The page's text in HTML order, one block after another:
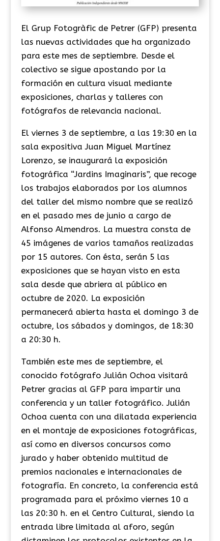
El Grup Fotogràfic de Petrer (GFP) presenta
las nuevas actividades que ha organizado
para este mes de septiembre. Desde el
colectivo se sigue apostando por la
formación en cultura visual mediante
exposiciones, charlas y talleres con
fotógrafos de relevancia nacional.
El viernes 3 de septiembre, a las 19:30 en la
sala expositiva Juan Miguel Martínez
Lorenzo, se inaugurará la exposición
fotográfica “Jardins Imaginaris”, que recoge
los trabajos elaborados por los alumnos
del taller del mismo nombre que se realizó
en el pasado mes de junio a cargo de
Alfonso Almendros. La muestra consta de
45 imágenes de varios tamaños realizadas
por 15 autores. Con ésta, serán 5 las
exposiciones que se hayan visto en esta
sala desde que abriera al público en
octubre de 2020. La exposición
permanecerá abierta hasta el domingo 3 de
octubre, los sábados y domingos, de 18:30
a 20:30 h.
También este mes de septiembre, el
conocido fotógrafo Julián Ochoa visitará
Petrer gracias al GFP para impartir una
conferencia y un taller fotográfico. Julián
Ochoa cuenta con una dilatada experiencia
en el montaje de exposiciones fotográficas,
así como en diversos concursos como
jurado y haber obtenido multitud de
premios nacionales e internacionales de
fotografía. En concreto, la conferencia está
programada para el próximo viernes 10 a
las 20:30 h. en el Centro Cultural, siendo la
entrada libre limitada al aforo, según